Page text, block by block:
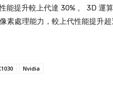
能提升較上代達 30% 。 3D 運
素處理能力，較上代性能提升超
Nvidia